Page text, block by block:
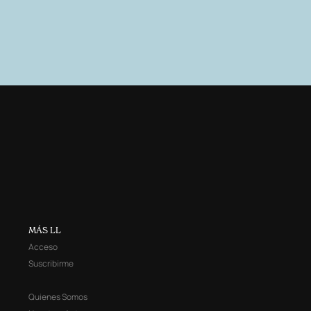
MÁS LL
Acceso
Suscribirme
Quienes Somos